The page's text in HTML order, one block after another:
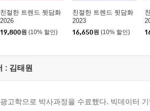
친절한 트렌드 뒷담화
2026
19,800원 (10% 할인)
친절한 트렌드 뒷담화
2023
16,650원 (10% 할인)
: 김태원
광고학으로 박사과정을 수료했다. 빅데이터